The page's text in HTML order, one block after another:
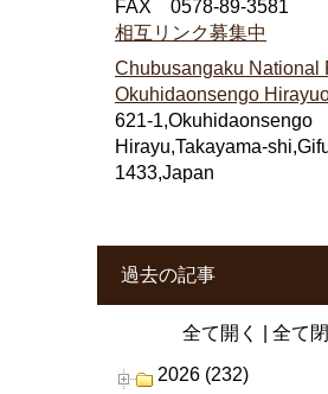
FAX 0578-89-3581
相互リンク募集中
Chubusangaku National
Okuhidaonsengo
621-1,Okuhidaonsengo
Hirayu,Takayama-
1433,Japan
過去の記事
全て開く 全て
2026 (232)